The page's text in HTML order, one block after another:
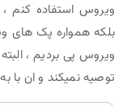
ویروس استفاده کنم
بلکه همواره پک های
ویروس پی بردیم ،
توصیه نمیکند و ان با